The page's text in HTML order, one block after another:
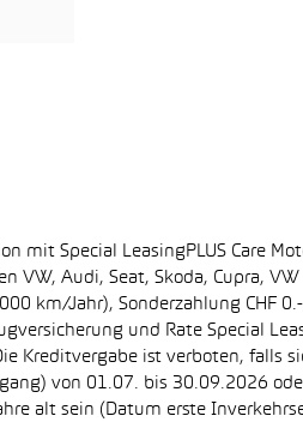
mit Special LeasingPLUS Care
VW, Audi, Seat, Skoda, Cupra,
km/Jahr), Sonderzahlung CHF
und Rate Special
Kreditvergabe ist verboten, falls
von 01.07. bis 30.09.2026
alt sein (Datum erste